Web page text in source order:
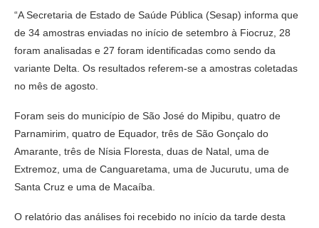
“A Secretaria de Estado de Saúde Pública (Sesap) informa que
de 34 amostras enviadas no início de setembro à Fiocruz, 28
foram analisadas e 27 foram identificadas como sendo da
variante Delta. Os resultados referem-se a amostras coletadas
no mês de agosto.
Foram seis do município de São José do Mipibu, quatro de
Parnamirim, quatro de Equador, três de São Gonçalo do
Amarante, três de Nísia Floresta, duas de Natal, uma de
Extremoz, uma de Canguaretama, uma de Jucurutu, uma de
Santa Cruz e uma de Macaíba.
O relatório das análises foi recebido no início da tarde desta